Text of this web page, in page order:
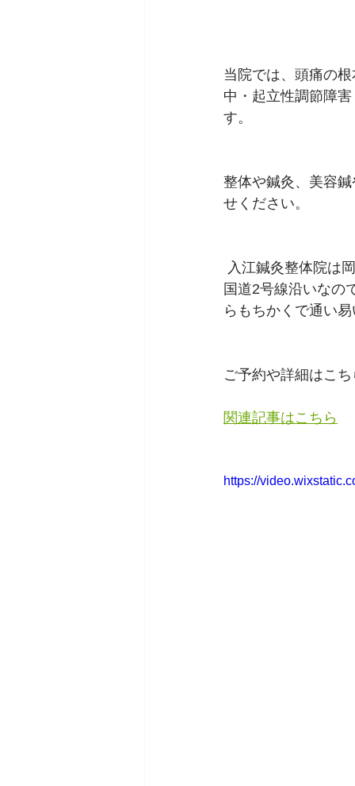
当院では、頭痛の
中・起立性調節障
す。
整体や鍼灸、美容
せください。
入江鍼灸整体院は
国道2号線沿いなの
らもちかくで通い
ご予約や詳細はこ
関連記事はこちら
https://